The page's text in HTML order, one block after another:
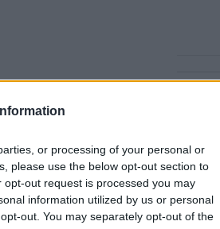
or processing of your personal or
please use the below opt-out section to
out request is processed you may
information utilized by us or personal
out. You may separately opt-out of the